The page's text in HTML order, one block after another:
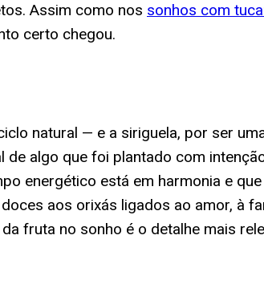
Assim como nos sonhos com
certo chegou.
natural — e a siriguela, por ser
algo que foi plantado com
energético está em harmonia e
aos orixás ligados ao amor, à
fruta no sonho é o detalhe mais